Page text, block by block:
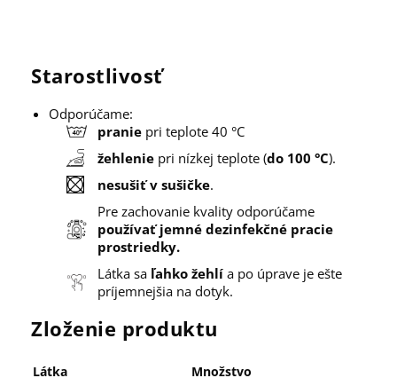
Starostlivosť
Odporúčame:
pranie pri teplote 40 °C
žehlenie pri nízkej teplote (do 100 °C).
nesušiť v sušičke.
Pre zachovanie kvality odporúčame
používať jemné dezinfekčné pracie
prostriedky.
Látka sa ľahko žehlí a po úprave je ešte
príjemnejšia na dotyk.
Zloženie produktu
Látka Množstvo